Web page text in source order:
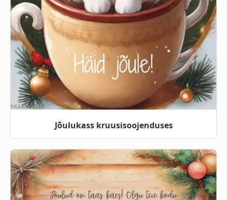
Jõulukass kruusisoojenduses